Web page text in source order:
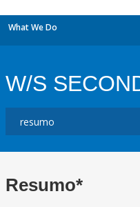
What We Do
W/S
Resumo*